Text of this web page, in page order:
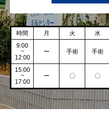
時間 月 火 水
9:00
~
12:00
ー 手術 手術
15:00
~
17:00
ー 〇 〇